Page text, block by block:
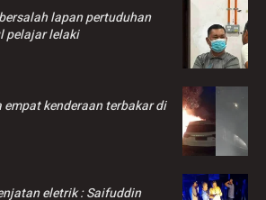
lapan pertuduhan
pelajar lelaki
kenderaan terbakar di
eletrik : Saifuddin